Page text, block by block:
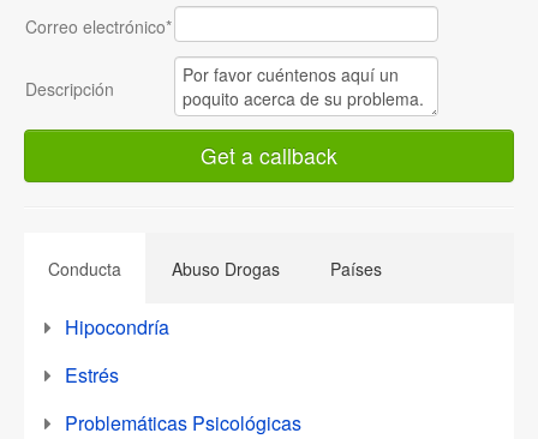
Correo electrónico*
Descripción
Conducta Abuso Drogas Países
Hipocondría
Estrés
Problemáticas Psicológicas